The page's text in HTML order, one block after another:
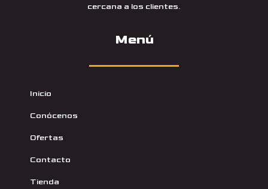
cercana a los clientes.
Menú
Inicio
Conócenos
Ofertas
Contacto
Tienda